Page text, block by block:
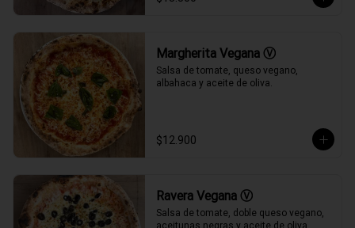
Margherita Vegana Ⓥ
Salsa de tomate, queso vegano,
albahaca y aceite de oliva.
$12.900
Ravera Vegana Ⓥ
Salsa de tomate, doble queso vegano,
aceitunas negras y aceite de oliva.